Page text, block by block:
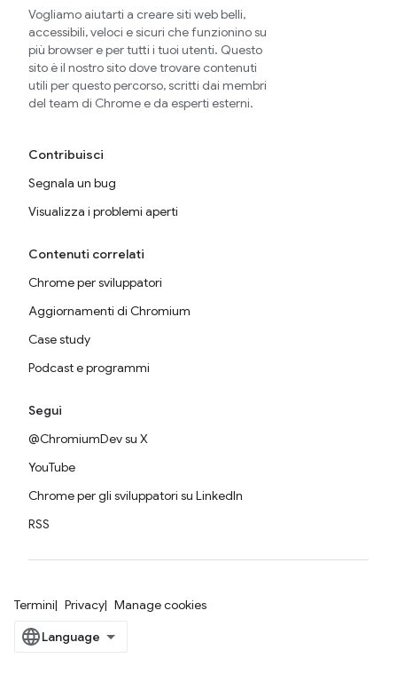
Vogliamo aiutarti a creare siti web belli,
accessibili, veloci e sicuri che funzionino su
più browser e per tutti i tuoi utenti. Questo
sito è il nostro sito dove trovare contenuti
utili per questo percorso, scritti dai membri
del team di Chrome e da esperti esterni.
Contribuisci
Segnala un bug
Visualizza i problemi aperti
Contenuti correlati
Chrome per sviluppatori
Aggiornamenti di Chromium
Case study
Podcast e programmi
Segui
@ChromiumDev su X
YouTube
Chrome per gli sviluppatori su LinkedIn
RSS
Termini Privacy Manage cookies